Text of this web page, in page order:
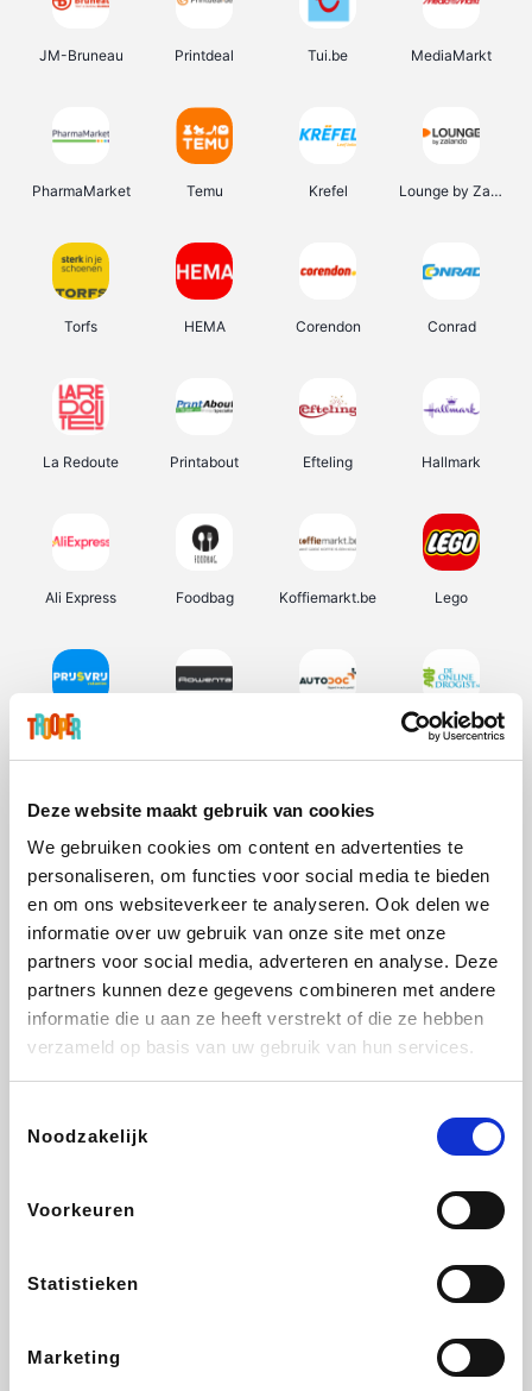
Deze website maakt gebruik van cookies
We gebruiken cookies om content en advertenties te
personaliseren, om functies voor social media te bieden
en om ons websiteverkeer te analyseren. Ook delen we
informatie over uw gebruik van onze site met onze
partners voor social media, adverteren en analyse. Deze
partners kunnen deze gegevens combineren met andere
informatie die u aan ze heeft verstrekt of die ze hebben
verzameld op basis van uw gebruik van hun services.
Noodzakelijk
Voorkeuren
Statistieken
Marketing
JM-Bruneau Printdeal Tui.be MediaMarkt
PharmaMarket Temu Krefel Lounge by Zalando
Torfs HEMA Corendon Conrad
La Redoute Printabout Efteling Hallmark
Ali Express Foodbag Koffiemarkt.be Lego
Prijsvrij De Online Drogist
Vidaxl Lampenlicht.be Plopsa Adidas
All Accor
DectDirect
SupraBazar